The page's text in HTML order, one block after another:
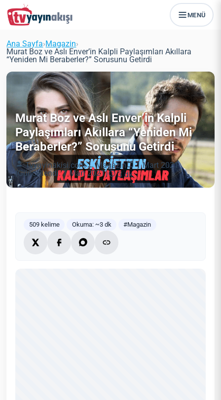
MENÜ
Ana Sayfa›Magazin›
Murat Boz ve Aslı Enver’in Kalpli Paylaşımları Akıllara
“Yeniden Mi Beraberler?” Sorusunu Getirdi
Murat Boz ve Aslı Enver’in Kalpli
Paylaşımları Akıllara “Yeniden Mi
Beraberler?” Sorusunu Getirdi
Tvyayinakisi.com Magazin
1 Mart 2021
(Güncellendi: 1 Mart 2021)
3 dk
509 kelime Okuma: ~3 dk #Magazin